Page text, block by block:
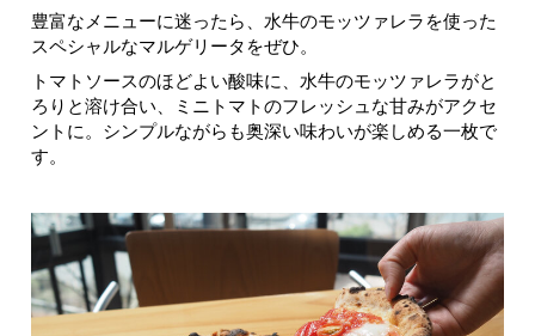
豊富なメニューに迷ったら、水牛のモッツァレラを使った
スペシャルなマルゲリータをぜひ。
トマトソースのほどよい酸味に、水牛のモッツァレラがと
ろりと溶け合い、ミニトマトのフレッシュな甘みがアクセ
ントに。シンプルながらも奥深い味わいが楽しめる一枚で
す。